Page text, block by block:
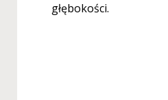
głębokości.